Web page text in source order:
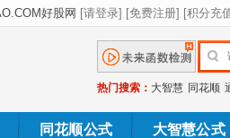
热门搜索： 大智慧 同花顺
同花顺公式 大智慧公式